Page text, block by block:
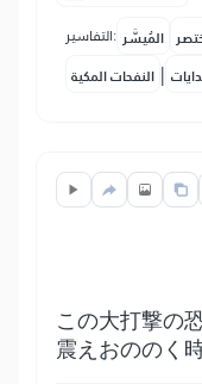
التفاسير: المُيسَّر
النفحات المكية |
この大打撃の
震えおののく